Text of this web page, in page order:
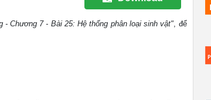
Chương 7 - Bài 25: Hệ thống phân loại sinh vật", để